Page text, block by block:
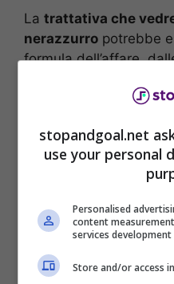
La trattativa che
nerazzurro potrebbe
formula dell’affare,
dovrà lavorare a
il progetto nerazzurro
disposizione.
stopandgoal.net
use your personal
Personalised
content
services development
Store and/or access